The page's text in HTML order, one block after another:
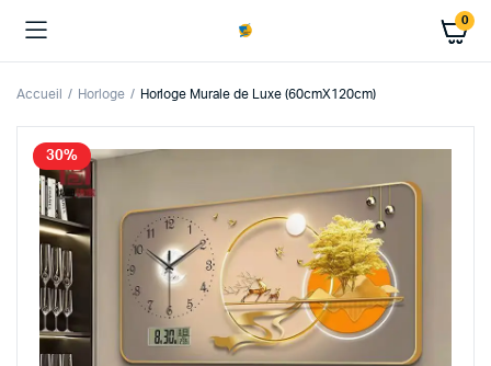
0
Accueil Horloge Horloge Murale de Luxe (60cmX120cm)
30%